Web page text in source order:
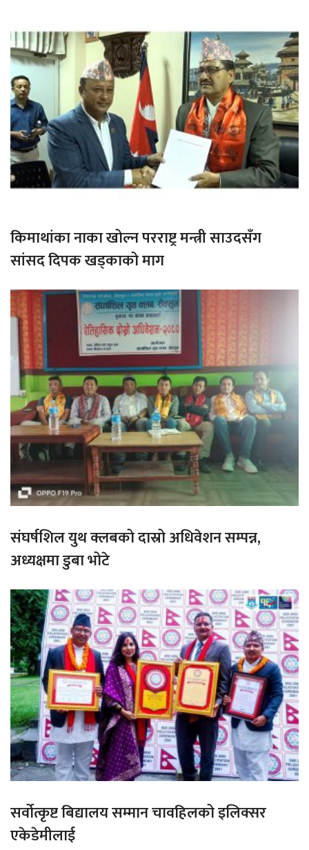
किमाथांका नाका खोल्न परराष्ट्र मन्त्री साउदसँग
सांसद दिपक खड्काको माग
संघर्षशिल युथ क्लबको दास्रो अधिवेशन सम्पन्न,
अध्यक्षमा डुबा भोटे
सर्वोत्कृष्ट बिद्यालय सम्मान चावहिलको इलिक्सर
एकेडेमीलाई